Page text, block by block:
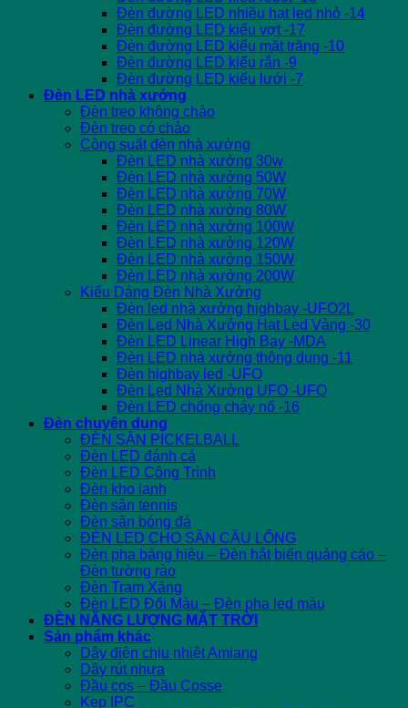
Đèn đường LED nhiều hạt led nhỏ -14
Đèn đường LED kiểu vợt -17
Đèn đường LED kiểu mặt trăng -10
Đèn đường LED kiểu rắn -9
Đèn đường LED kiểu lưới -7
Đèn LED nhà xưởng
Đèn treo không chảo
Đèn treo có chảo
Công suất đèn nhà xưởng
Đèn LED nhà xưởng 30w
Đèn LED nhà xưởng 50W
Đèn LED nhà xưởng 70W
Đèn LED nhà xưởng 80W
Đèn LED nhà xưởng 100W
Đèn LED nhà xưởng 120W
Đèn LED nhà xưởng 150W
Đèn LED nhà xưởng 200W
Kiểu Dáng Đèn Nhà Xưởng
Đèn led nhà xưởng highbay -UFO2L
Đèn Led Nhà Xưởng Hạt Led Vàng -30
Đèn LED Linear High Bay -MDA
Đèn LED nhà xưởng thông dụng -11
Đèn highbay led -UFO
Đèn Led Nhà Xưởng UFO -UFO
Đèn LED chống cháy nổ -16
Đèn chuyên dụng
ĐÈN SÂN PICKELBALL
Đèn LED đánh cá
Đèn LED Công Trình
Đèn kho lạnh
Đèn sân tennis
Đèn sân bóng đá
ĐÈN LED CHO SÂN CẦU LÔNG
Đèn pha bảng hiệu – Đèn hắt biển quảng cáo –
Đèn tường rào
Đèn Trạm Xăng
Đèn LED Đổi Màu – Đèn pha led màu
ĐÈN NĂNG LƯỢNG MẶT TRỜI
Sản phẩm khác
Dây điện chịu nhiệt Amiang
Dây rút nhựa
Đầu cos – Đầu Cosse
Kẹp IPC